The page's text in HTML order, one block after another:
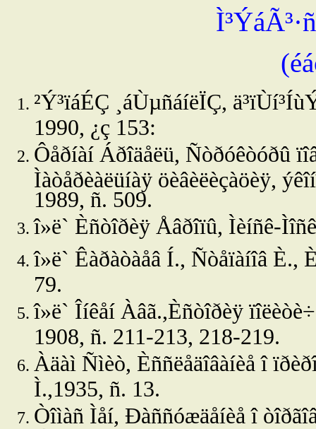
²Ý³ïáÉÇ ¸áÙµñáíëÏÇ,
1990, ¿ç 153:
Ôåðíàí Áðîäåëü, Ñòðóêòóðû
Ìàòåðèàëüíàÿ öèâèëèçàöèÿ,
1989, ñ. 509.
î»ë` Èñòîðèÿ Åâðîïû, Ìèíñê-
î»ë` Êàðàòàåâ Í., Ñòåïàíîâ È.,
79.
î»ë` Îíêåí Àâã.,Èñòîðèÿ
1908, ñ. 211-213, 218-219.
Àäàì Ñìèò, Èññëåäîâàíèå î
Ì.,1935, ñ. 13.
Òîìàñ Ìåí, Ðàññóæäåíèå î